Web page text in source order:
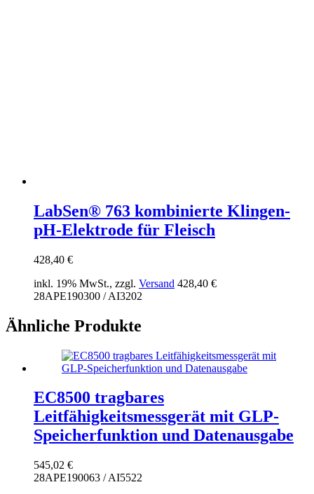
LabSen® 763 kombinierte Klingen-
pH-Elektrode für Fleisch
428,40 €
inkl. 19% MwSt., zzgl. Versand 428,40 €
28APE190300 / AI3202
Ähnliche Produkte
EC8500 tragbares
Leitfähigkeitsmessgerät mit GLP-
Speicherfunktion und Datenausgabe
545,02 €
28APE190063 / AI5522